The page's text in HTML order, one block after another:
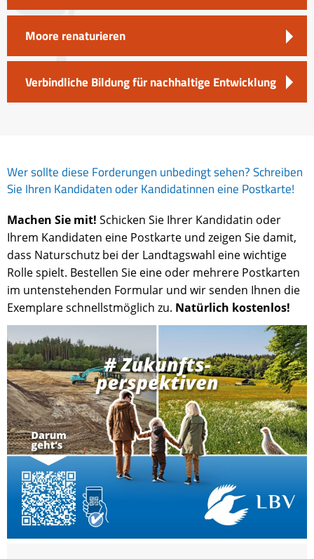
Moore renaturieren
Verbindliche Bildung für nachhaltige Entwicklung
Wer sollte diese Forderungen unbedingt sehen? Schreiben
Sie Ihren Kandidaten oder Kandidatinnen eine Postkarte!
Machen Sie mit! Schicken Sie Ihrer Kandidatin oder
Ihrem Kandidaten eine Postkarte und zeigen Sie damit,
dass Naturschutz bei der Landtagswahl eine wichtige
Rolle spielt. Bestellen Sie eine oder mehrere Postkarten
im untenstehenden Formular und wir senden Ihnen die
Exemplare schnellstmöglich zu. Natürlich kostenlos!